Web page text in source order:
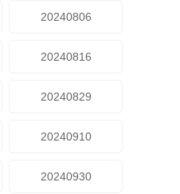
20240806
20240816
20240829
20240910
20240930